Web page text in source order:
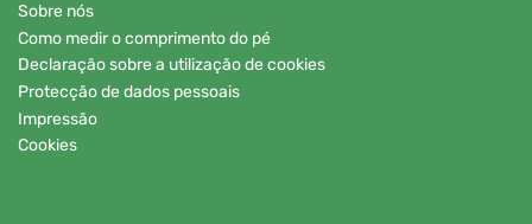
Sobre nós
Como medir o comprimento do pé
Declaração sobre a utilização de cookies
Protecção de dados pessoais
Impressão
Cookies